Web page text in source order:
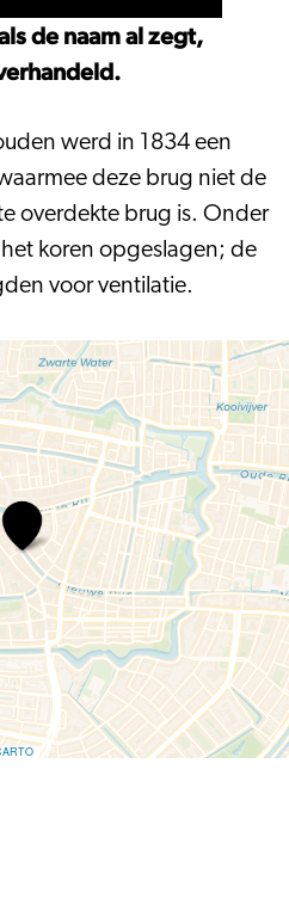
de naam al zegt,
werd in 1834 een
deze brug niet de
overdekte brug is. Onder
koren opgeslagen; de
voor ventilatie.
Koornbrug